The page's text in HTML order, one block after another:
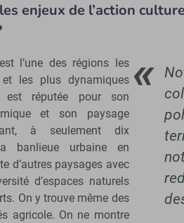
enjeux de l’action
est l’une des régions les
et les plus dynamiques
est réputée pour son
et son paysage
à seulement dix
banlieue urbaine en
d’autres paysages avec
d’espaces naturels
On y trouve même des
agricole. On ne montre